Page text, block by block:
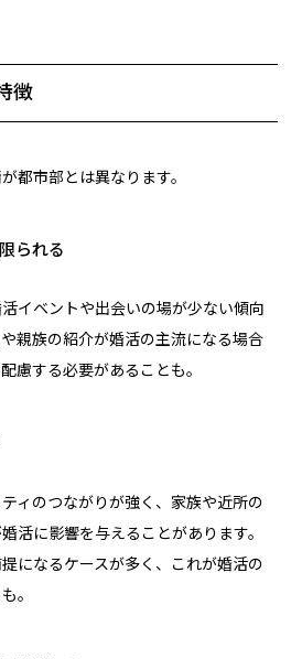
徴
都市部とは異なります。
られる
イベントや出会いの場が少ない傾向
親族の紹介が婚活の主流になる場合
慮する必要があることも。
ィのつながりが強く、家族や近所の
活に影響を与えることがあります。
になるケースが多く、これが婚活の
。